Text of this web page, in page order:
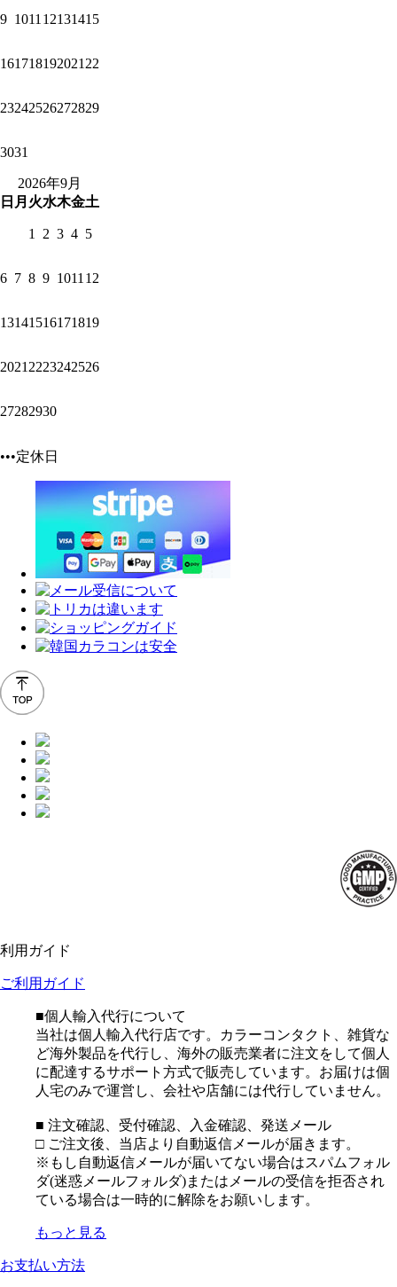
9 1011 12131415
161718192021 22
23242526272829
3031
2026年9月
日 月 火水木金土
1 2 3 4 5
6 7 8 9 1011 12
13141516171819
2021 2223242526
27282930
•••定休日
利用ガイド
ご利用ガイド
■個人輸入代行について
当社は個人輸入代行店です。カラーコンタクト、雑貨な
ど海外製品を代行し、海外の販売業者に注文をして個人
に配達するサポート方式で販売しています。お届けは個
人宅のみで運営し、会社や店舗には代行していません。
■ 注文確認、受付確認、入金確認、発送メール
□ ご注文後、当店より自動返信メールが届きます。
※もし自動返信メールが届いてない場合はスパムフォル
ダ(迷惑メールフォルダ)またはメールの受信を拒否され
ている場合は一時的に解除をお願いします。
もっと見る
お支払い方法